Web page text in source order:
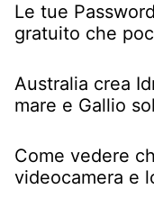
Le tue
gratuito che
Australia crea
mare e Gallio
Come vedere
videocamera e